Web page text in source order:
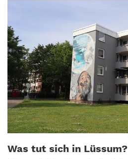
Was tut sich in Lüssum?